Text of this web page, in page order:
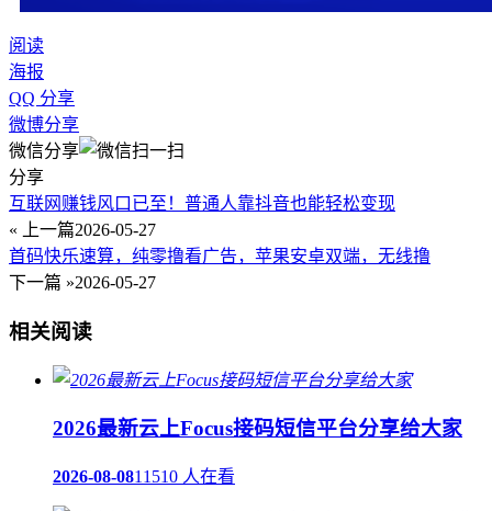
阅读
海报
QQ 分享
微博分享
微信分享
分享
互联网赚钱风口已至！普通人靠抖音也能轻松变现
« 上一篇2026-05-27
首码快乐速算，纯零撸看广告，苹果安卓双端，无线撸
下一篇 »2026-05-27
相关阅读
2026最新云上Focus接码短信平台分享给大家
2026-08-0811510 人在看